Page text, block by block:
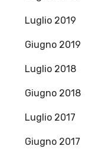
Luglio 2019
Giugno 2019
Luglio 2018
Giugno 2018
Luglio 2017
Giugno 2017